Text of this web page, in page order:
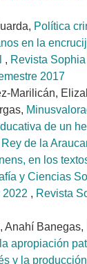
Política
en la
, Revista
2017
Marilicán,
de un
Rey de la
en los
y Ciencias
2022 , Revista
Anahí Banegas,
apropiación
y la